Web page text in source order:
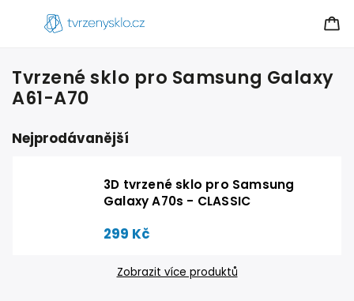
Tvrzené sklo pro Samsung Galaxy
A61-A70
Nejprodávanější
3D tvrzené sklo pro Samsung
Galaxy A70s - CLASSIC
299 Kč
Zobrazit více produktů